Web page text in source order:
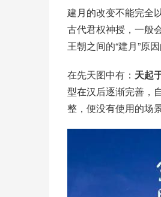
建月的改变不能完全
古代君权神授，一般
王朝之间的“建月”原
在先天图中有： 天起
型在汉后逐渐完善，
整，便没有使用的场